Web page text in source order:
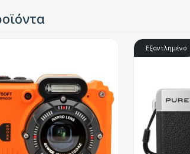
Εξαντλημένο